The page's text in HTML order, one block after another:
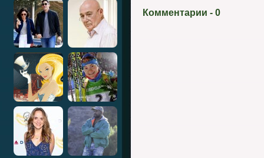
Комментарии - 0